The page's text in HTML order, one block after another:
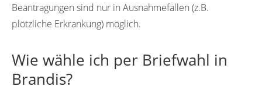
Beantragungen sind nur in Ausnahmefällen (z.B.
plötzliche Erkrankung) möglich.
Wie wähle ich per Briefwahl in
Brandis?